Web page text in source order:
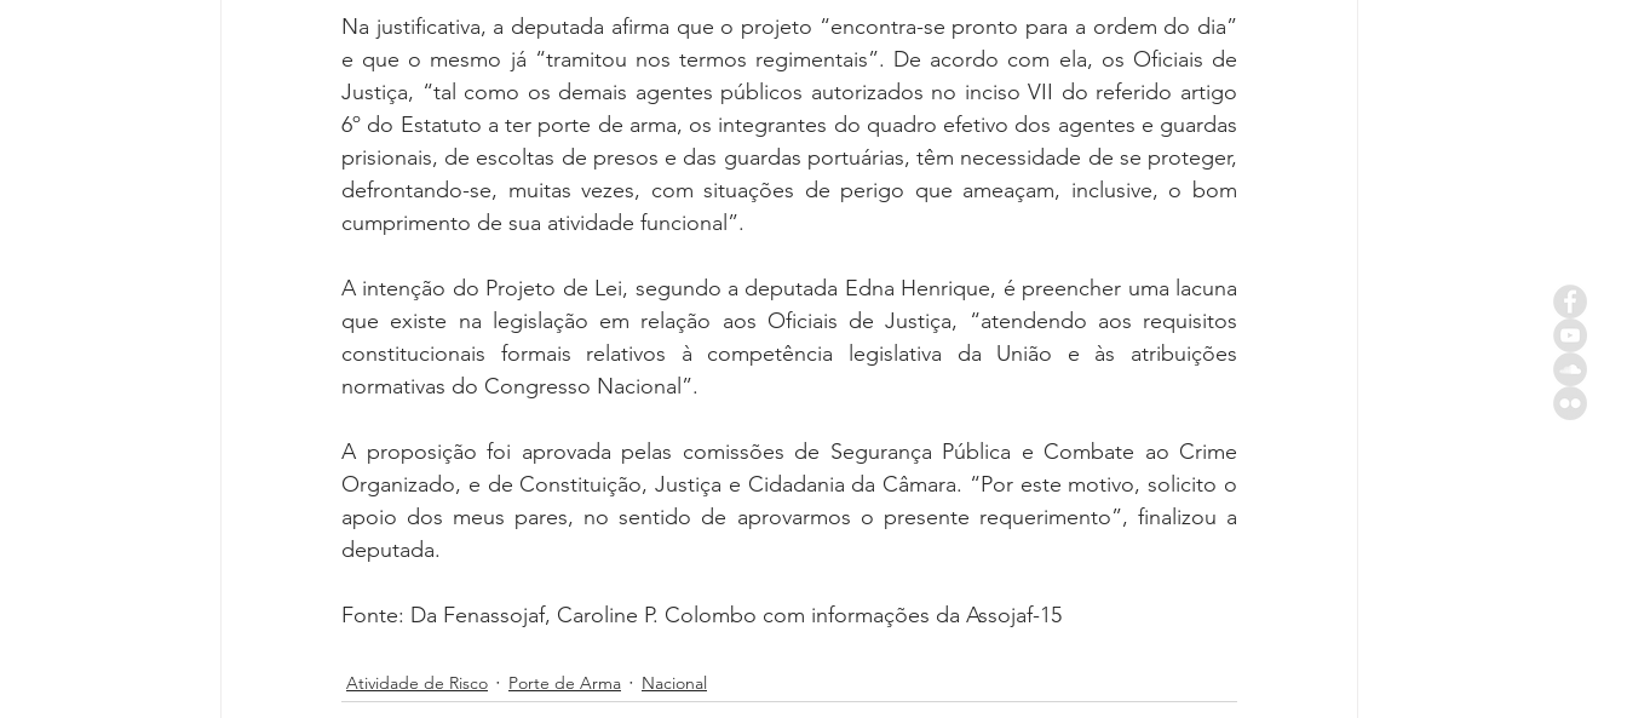
Na justificativa, a deputada afirma que o projeto “encontra-se pronto para a ordem do dia”
e que o mesmo já “tramitou nos termos regimentais”. De acordo com ela, os Oficiais de
Justiça, “tal como os demais agentes públicos autorizados no inciso VII do referido artigo
6º do Estatuto a ter porte de arma, os integrantes do quadro efetivo dos agentes e guardas
prisionais, de escoltas de presos e das guardas portuárias, têm necessidade de se proteger,
defrontando-se, muitas vezes, com situações de perigo que ameaçam, inclusive, o bom
cumprimento de sua atividade funcional”.
A intenção do Projeto de Lei, segundo a deputada Edna Henrique, é preencher uma lacuna
que existe na legislação em relação aos Oficiais de Justiça, “atendendo aos requisitos
constitucionais formais relativos à competência legislativa da União e às atribuições
normativas do Congresso Nacional”.
A proposição foi aprovada pelas comissões de Segurança Pública e Combate ao Crime
Organizado, e de Constituição, Justiça e Cidadania da Câmara. “Por este motivo, solicito o
apoio dos meus pares, no sentido de aprovarmos o presente requerimento”, finalizou a
deputada.
Fonte: Da Fenassojaf, Caroline P. Colombo com informações da Assojaf-15
Atividade de Risco Porte de Arma Nacional